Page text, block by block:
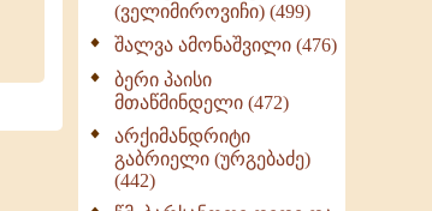
(ველიმიროვიჩი) (499)
შალვა ამონაშვილი (476)
ბერი პაისი
მთაწმინდელი (472)
არქიმანდრიტი
გაბრიელი (ურგებაძე)
(442)